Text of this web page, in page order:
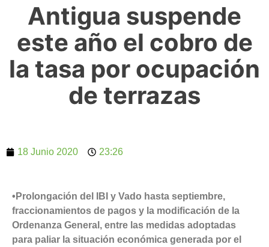
Antigua suspende
este año el cobro de
la tasa por ocupación
de terrazas
18 Junio 2020 23:26
•Prolongación del IBI y Vado hasta septiembre,
fraccionamientos de pagos y la modificación de la
Ordenanza General, entre las medidas adoptadas
para paliar la situación económica generada por el